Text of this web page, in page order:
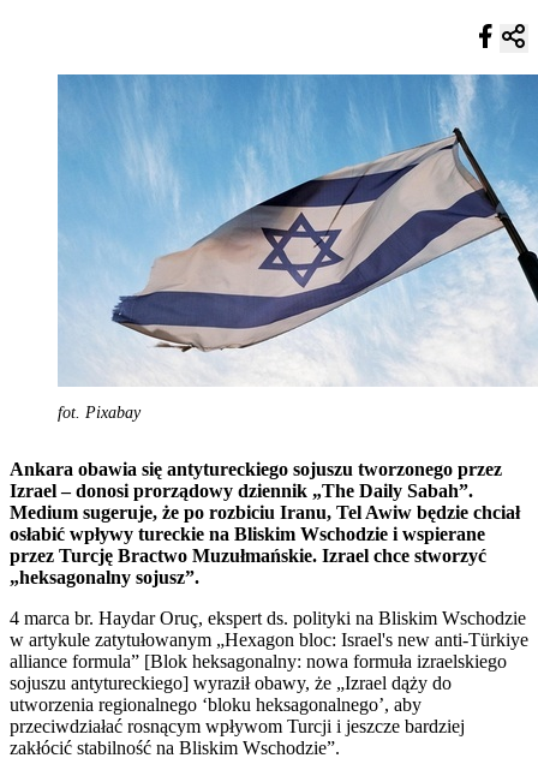
fot. Pixabay
Ankara obawia się antytureckiego sojuszu tworzonego przez
Izrael – donosi prorządowy dziennik „The Daily Sabah”.
Medium sugeruje, że po rozbiciu Iranu, Tel Awiw będzie chciał
osłabić wpływy tureckie na Bliskim Wschodzie i wspierane
przez Turcję Bractwo Muzułmańskie. Izrael chce stworzyć
„heksagonalny sojusz”.
4 marca br. Haydar Oruç, ekspert ds. polityki na Bliskim Wschodzie
w artykule zatytułowanym „Hexagon bloc: Israel's new anti-Türkiye
alliance formula” [Blok heksagonalny: nowa formuła izraelskiego
sojuszu antytureckiego] wyraził obawy, że „Izrael dąży do
utworzenia regionalnego ‘bloku heksagonalnego’, aby
przeciwdziałać rosnącym wpływom Turcji i jeszcze bardziej
zakłócić stabilność na Bliskim Wschodzie”.